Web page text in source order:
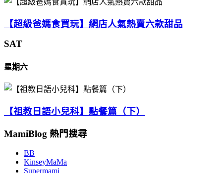
【超級爸媽食買玩】網店人氣熱賣六款甜品
SAT
星期六
【祖教日語小兒科】點餐篇（下）
MamiBlog 熱門搜尋
BB
KinseyMaMa
Supermami